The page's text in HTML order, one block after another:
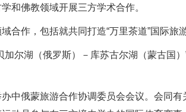
和佛教领域开展三方学术合作。
合作，包括就共同打造“万里茶道”国际旅
加尔湖（俄罗斯）－库苏古尔湖（蒙古国
中俄蒙旅游合作协调委员会会议。会同